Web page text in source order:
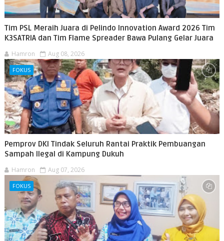
Tim PSL Meraih Juara di Pelindo Innovation Award 2026 Tim
K3SATRIA dan Tim Flame Spreader Bawa Pulang Gelar Juara
Hamron Aug 08, 2026
FOKUS
Pemprov DKI Tindak Seluruh Rantai Praktik Pembuangan
Sampah Ilegal di Kampung Dukuh
Hamron Aug 07, 2026
FOKUS